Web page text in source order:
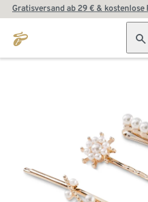
Gratisversand ab 29 € & kostenlose